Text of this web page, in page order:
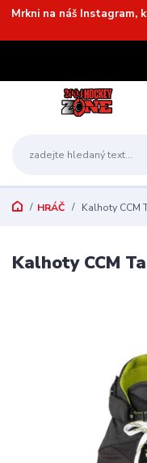
Mrkni na náš Instagram,
HRÁČ Kalhoty CCM
Kalhoty CCM